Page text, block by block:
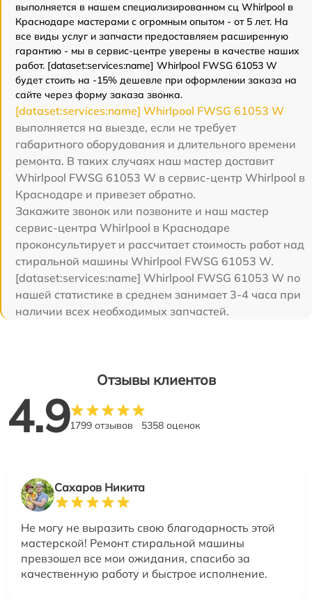
выполняется в нашем специализированном сц Whirlpool в
Краснодаре мастерами с огромным опытом - от 5 лет. На
все виды услуг и запчасти предоставляем расширенную
гарантию - мы в сервис-центре уверены в качестве наших
работ. [dataset:services:name] Whirlpool FWSG 61053 W
будет стоить на -15% дешевле при оформлении заказа на
сайте через форму заказа звонка.
[dataset:services:name] Whirlpool FWSG 61053 W
выполняется на выезде, если не требует
габаритного оборудования и длительного времени
ремонта. В таких случаях наш мастер доставит
Whirlpool FWSG 61053 W в сервис-центр Whirlpool в
Краснодаре и привезет обратно.
Закажите звонок или позвоните и наш мастер
сервис-центра Whirlpool в Краснодаре
проконсультирует и рассчитает стоимость работ над
стиральной машины Whirlpool FWSG 61053 W.
[dataset:services:name] Whirlpool FWSG 61053 W по
нашей статистике в среднем занимает 3-4 часа при
наличии всех необходимых запчастей.
Отзывы клиентов
4.91799 отзывов 5358 оценок
Сахаров Никита
Не могу не выразить свою благодарность этой
мастерской! Ремонт стиральной машины
превзошел все мои ожидания, спасибо за
качественную работу и быстрое исполнение.